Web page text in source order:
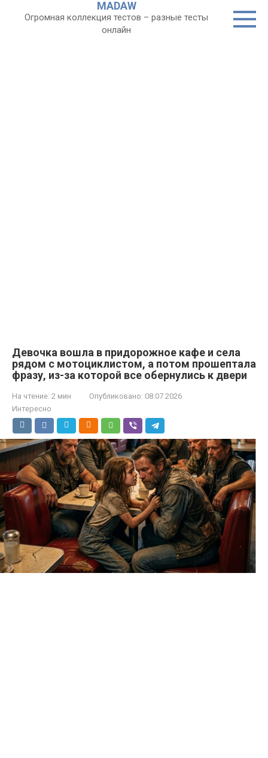
MADAW
Огромная коллекция тестов – разные тесты
онлайн
Девочка вошла в придорожное кафе и села
рядом с мотоциклистом, а потом прошептала
фразу, из-за которой все обернулись к двери
На чтение: 2 мин Опубликовано: 08.07.2026
Интересно